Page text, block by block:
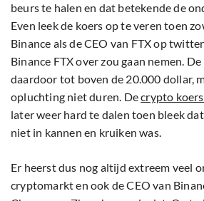
beurs te halen en dat betekende de
Even leek de koers op te veren toen
Binance als de CEO van FTX op
Binance FTX over zou gaan nemen.
daardoor tot boven de 20.000 dollar,
opluchting niet duren. Decrypto
later weer hard te dalen toen bleek
niet in kannen en kruiken was.
Er heerst dus nog altijd extreem veel
cryptomarkt en ook de CEO van